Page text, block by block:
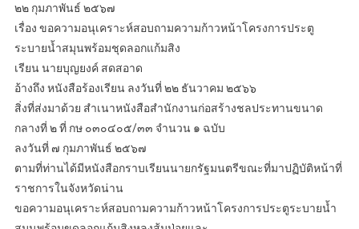
๒๒ กุมภาพันธ์ ๒๕๖๗
เรื่อง ขอความอนุเคราะห์สอบถามความก้าวหน้าโครงการประตู
ระบายน้ำสมุนพร้อมชุดลอกแก้มสิง
เรียน นายบุญยงค์ สดสอาด
อ้างถึง หนังสือร้องเรียน ลงวันที่ ๒๒ ธันวาคม ๒๕๖๖
สิ่งที่ส่งมาด้วย สำเนาหนังสือสำนักงานก่อสร้างชลประทานขนาด
กลางที่ ๒ ที่ กษ ๐๓๐๔๐๕/๓๓ จำนวน ๑ ฉบับ
ลงวันที่ ๗ กุมภาพันธ์ ๒๕๖๗
ตามที่ท่านได้มีหนังสือกราบเรียนนายกรัฐมนตรีขณะที่มาปฏิบัติหน้าที่
ราชการในจังหวัดน่าน
ขอความอนุเคราะห์สอบถามความก้าวหน้าโครงการประตูระบายน้ำ